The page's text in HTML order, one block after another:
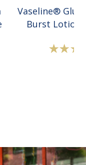
Vaseline®
Burst Lotion